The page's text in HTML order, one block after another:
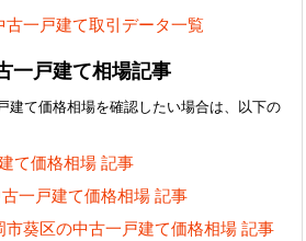
古一戸建て取引データ一覧
一戸建て相場記事
建て価格相場を確認したい場合は、以下の
て価格相場 記事
一戸建て価格相場 記事
葵区の中古一戸建て価格相場 記事